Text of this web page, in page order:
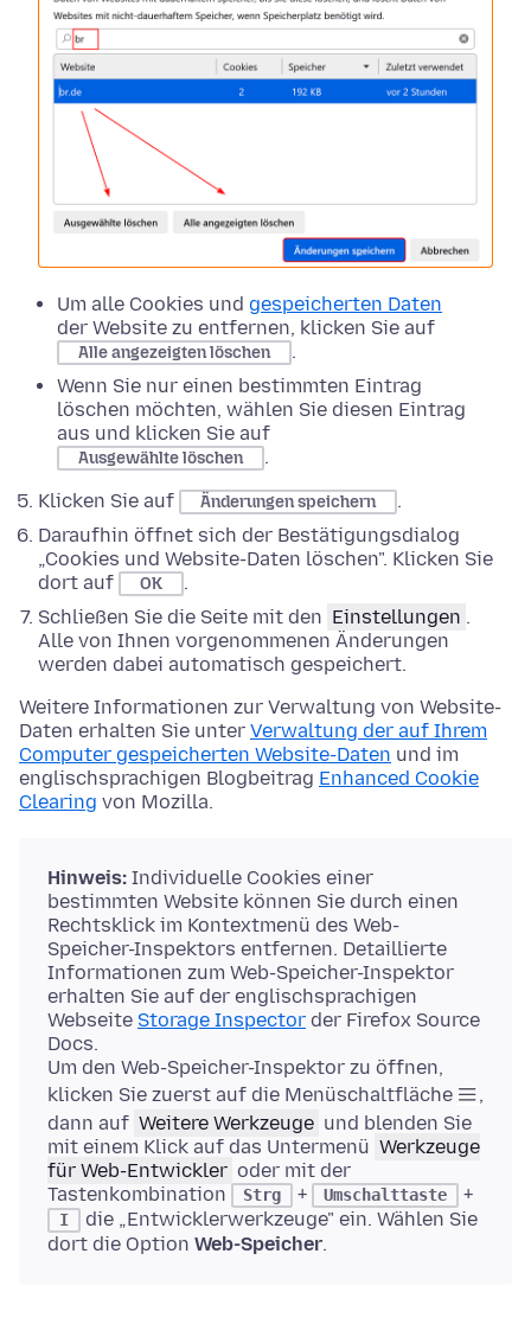
Um alle Cookies und gespeicherten Daten
der Website zu entfernen, klicken Sie auf
Alle angezeigten löschen
.
Wenn Sie nur einen bestimmten Eintrag
löschen möchten, wählen Sie diesen Eintrag
aus und klicken Sie auf
Ausgewählte löschen
.
Klicken Sie auf
Änderungen speichern
.
Daraufhin öffnet sich der Bestätigungsdialog
„Cookies und Website-Daten löschen". Klicken Sie
dort auf
OK
.
Schließen Sie die Seite mit den Einstellungen .
Alle von Ihnen vorgenommenen Änderungen
werden dabei automatisch gespeichert.
Weitere Informationen zur Verwaltung von Website-
Daten erhalten Sie unter Verwaltung der auf Ihrem
Computer gespeicherten Website-Daten und im
englischsprachigen Blogbeitrag Enhanced Cookie
Clearing von Mozilla.
Hinweis: Individuelle Cookies einer
bestimmten Website können Sie durch einen
Rechtsklick im Kontextmenü des Web-
Speicher-Inspektors entfernen. Detaillierte
Informationen zum Web-Speicher-Inspektor
erhalten Sie auf der englischsprachigen
Webseite Storage Inspector der Firefox Source
Docs.
Um den Web-Speicher-Inspektor zu öffnen,
klicken Sie zuerst auf die Menüschaltfläche
,
dann auf Weitere Werkzeuge und blenden Sie
mit einem Klick auf das Untermenü Werkzeuge
für Web-Entwickler oder mit der
Tastenkombination
Strg + Umschalttaste +
I
die „Entwicklerwerkzeuge" ein. Wählen Sie
dort die Option Web-Speicher.